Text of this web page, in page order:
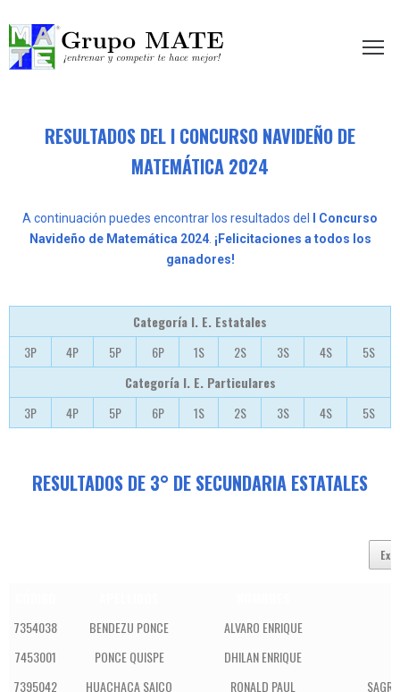
te hace mejor!
RESULTADOS DEL I CONCURSO NAVIDEÑO DE
MATEMÁTICA 2024
A continuación puedes encontrar los resultados del
I Concurso
Navideño de Matemática 2024. ¡Felicitaciones a todos los
ganadores!
Categoría I. E. Estatales
3P
4P 5P 6P 1S 2S 3S 4S
5S
Categoría I. E. Particulares
3P
4P 5P 6P 1S 2S 3S 4S 5S
RESULTADOS DE 3° DE SECUNDARIA ESTATALES
7354038
BENDEZU PONCE ALVARO ENRIQUE
7453001
PONCE QUISPE
DHILAN ENRIQUE
7395042
HUACHACA SAICO RONALD PAUL